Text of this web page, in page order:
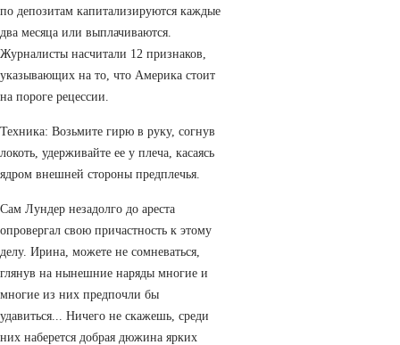
по депозитам капитализируются каждые
два месяца или выплачиваются.
Журналисты насчитали 12 признаков,
указывающих на то, что Америка стоит
на пороге рецессии.
Техника: Возьмите гирю в руку, согнув
локоть, удерживайте ее у плеча, касаясь
ядром внешней стороны предплечья.
Сам Лундер незадолго до ареста
опровергал свою причастность к этому
делу. Ирина, можете не сомневаться,
глянув на нынешние наряды многие и
многие из них предпочли бы
удавиться... Ничего не скажешь, среди
них наберется добрая дюжина ярких